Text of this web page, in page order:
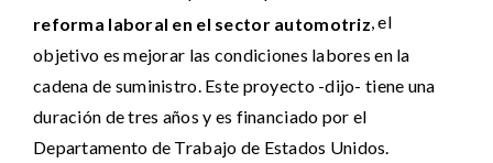
reforma laboral en el sector automotriz, el
objetivo es mejorar las condiciones labores en la
cadena de suministro. Este proyecto -dijo- tiene una
duración de tres años y es financiado por el
Departamento de Trabajo de Estados Unidos.